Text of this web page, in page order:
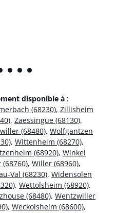
disponible à :
(68230), Zillisheim
, Zaessingue (68130),
(68480), Wolfgantzen
, Wittenheim (68270),
(68920), Winkel
, Willer (68960),
Val (68230), Widensolen
, Wettolsheim (68920),
(68480), Wentzwiller
, Weckolsheim (68600),